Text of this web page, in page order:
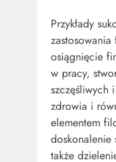
Przykłady
osiągnięcie
w pracy,
szczęśliwych
zdrowia i
elementem
także